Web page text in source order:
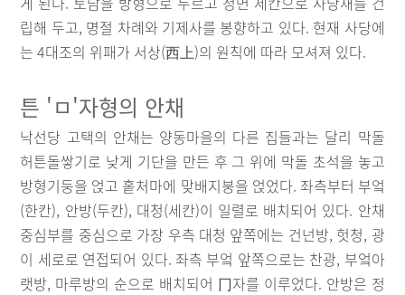
립해 두고, 명절 차례와 기제사를 봉향하고 있다. 현재 사당에
는 4대조의 위패가 서상(西上)의 원칙에 따라 모셔져 있다.
튼 'ㅁ'자형의 안채
낙선당 고택의 안채는 양동마을의 다른 집들과는 달리 막돌
허튼돌쌓기로 낮게 기단을 만든 후 그 위에 막돌 초석을 놓고
방형기둥을 얹고 홑처마에 맞배지붕을 얹었다. 좌측부터 부엌
(한칸), 안방(두칸), 대청(세칸)이 일렬로 배치되어 있다. 안채
중심부를 중심으로 가장 우측 대청 앞쪽에는 건넌방, 헛청, 광
이 세로로 연접되어 있다. 좌측 부엌 앞쪽으로는 찬광, 부엌아
랫방, 마루방의 순으로 배치되어 冂자를 이루었다. 안방은 정